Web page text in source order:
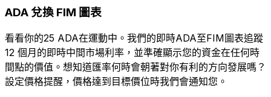
ADA 兌換 FIM 圖表
看看你的25 ADA在運動中。我們的即時ADA至FIM圖表追蹤
12 個月的即時中間市場利率，並準確顯示您的資金在任何時
間點的價值。想知道匯率何時會朝著對你有利的方向發展嗎？
設定價格提醒，價格達到目標價位時我們會通知您。